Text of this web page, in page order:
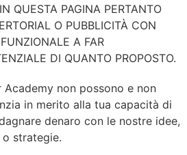
QUESTA PAGINA PERTANTO
O PUBBLICITÀ CON
A FAR
DI QUANTO PROPOSTO.
Academy non possono e non
in merito alla tua capacità di
denaro con le nostre idee,
strategie.